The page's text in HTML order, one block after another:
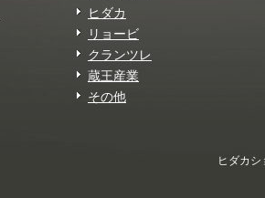
ヒダカ
リョービ
クランツレ
蔵王産業
その他
ヒダカシ